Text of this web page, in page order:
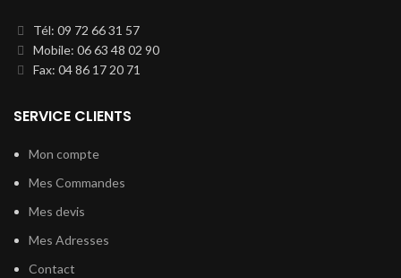
Tél: 09 72 66 31 57
Mobile: 06 63 48 02 90
Fax: 04 86 17 20 71
SERVICE CLIENTS
Mon compte
Mes Commandes
Mes devis
Mes Adresses
Contact